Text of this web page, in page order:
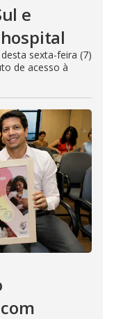
e
sexta-feira (7)
de acesso à